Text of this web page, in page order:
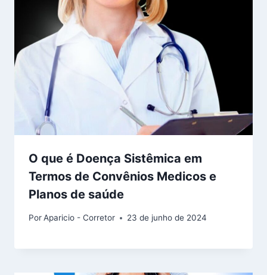
O que é Doença Sistêmica em
Termos de Convênios Medicos e
Planos de saúde
PorAparicio - Corretor 23 de junho de 2024